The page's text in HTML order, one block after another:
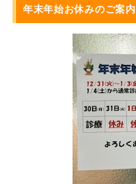
年末年始お休みのご案内